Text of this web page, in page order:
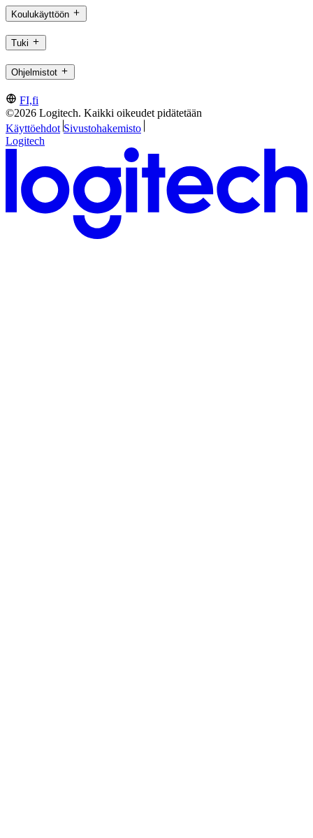
Koulukäyttöön
Tuki
Ohjelmistot
FI,fi
©2026 Logitech. Kaikki oikeudet pidätetään
Käyttöehdot Sivustohakemisto
Logitech